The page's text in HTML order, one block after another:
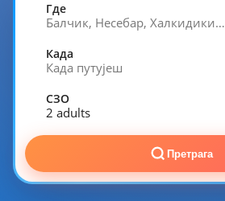
Где
Балчик, Несебар, Халкидики…
Када
Када путујеш
СЗО
2 adults
Претрага